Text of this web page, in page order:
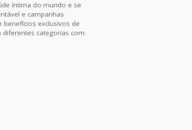
íntima do mundo e se
e campanhas
benefícios exclusivos de
categorias com